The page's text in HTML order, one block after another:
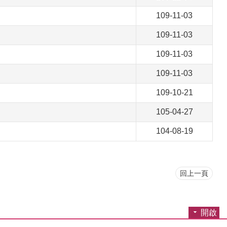
109-11-03
109-11-03
109-11-03
109-11-03
109-10-21
105-04-27
104-08-19
回上一頁
開啟